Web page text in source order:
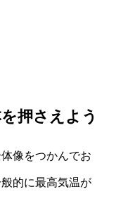
押さえよう
像をつかんでお
的に最高気温が